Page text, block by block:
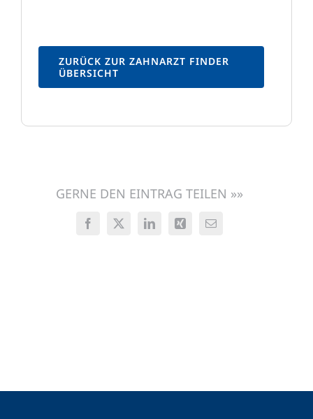
ZURÜCK ZUR ZAHNARZT FINDER
ÜBERSICHT
GERNE DEN EINTRAG TEILEN »»
Facebook
X LinkedInXing
E-